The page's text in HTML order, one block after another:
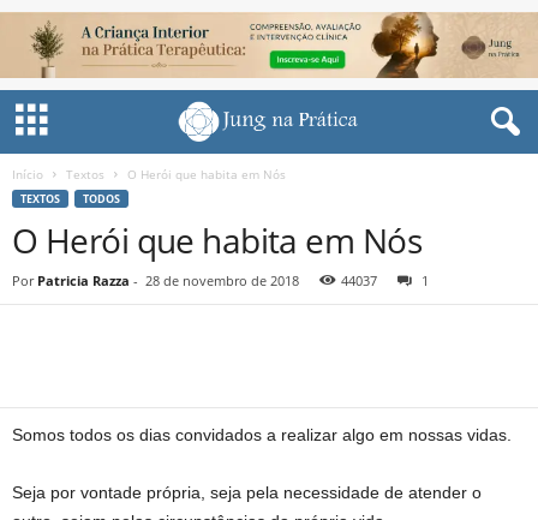
Início Textos O Herói que habita em Nós
TEXTOS TODOS
O Herói que habita em Nós
Por Patricia Razza - 28 de novembro de 2018 44037 1
Somos todos os dias convidados a realizar algo em nossas vidas.
Seja por vontade própria, seja pela necessidade de atender o